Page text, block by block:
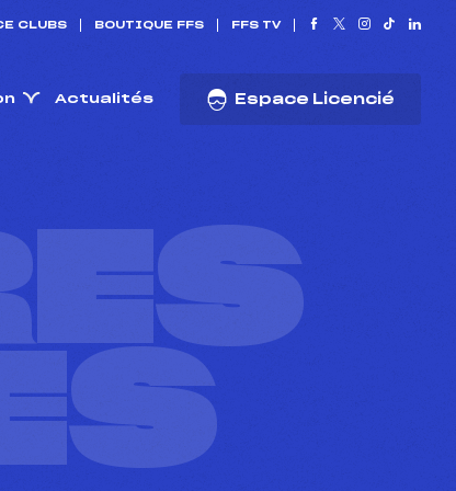
CLUBS BOUTIQUE FFS FFS TV
Actualités Espace Licencié